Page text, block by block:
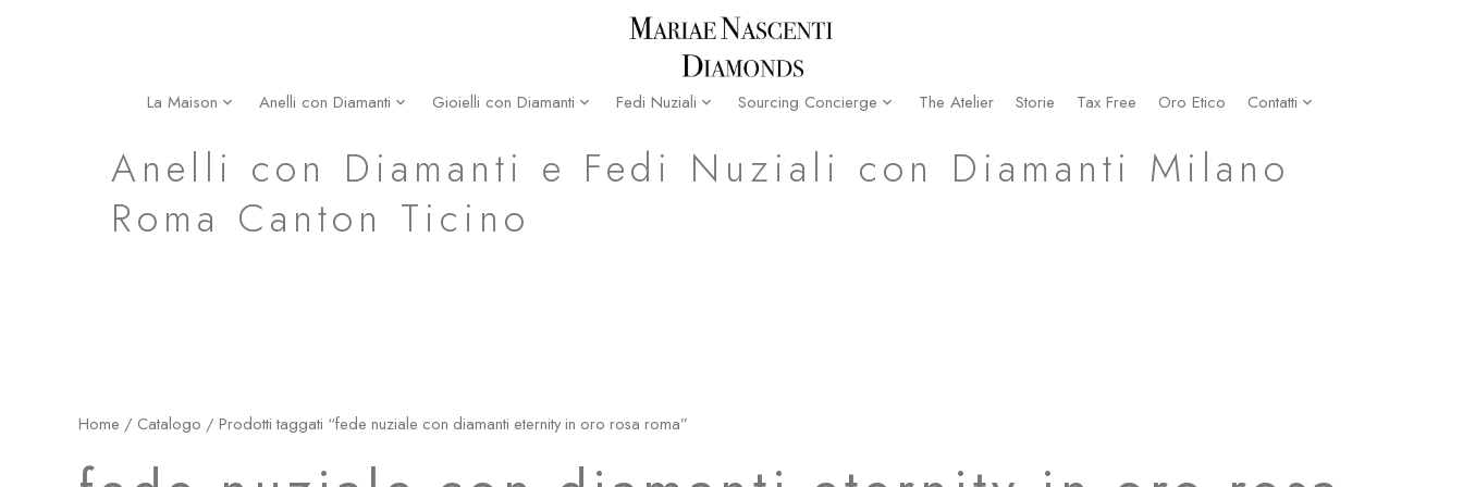
La Maison Anelli con Diamanti Gioielli con Diamanti Fedi Nuziali Sourcing Concierge The Atelier Storie Tax Free Oro Etico Contatti
fede nuziale con diamanti eternity in oro rosa roma
Anelli con Diamanti e Fedi Nuziali con Diamanti Milano
Roma Canton Ticino
Home / Catalogo / Prodotti taggati “fede nuziale con diamanti eternity in oro rosa roma”